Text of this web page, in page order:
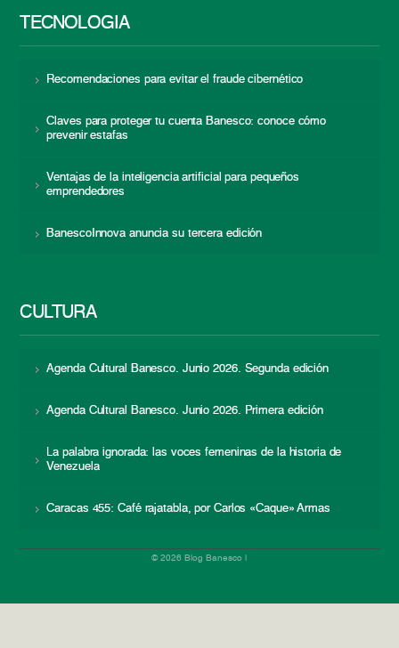
TECNOLOGÍA
Recomendaciones para evitar el fraude cibernético
Claves para proteger tu cuenta Banesco: conoce cómo
prevenir estafas
Ventajas de la inteligencia artificial para pequeños
emprendedores
BanescoInnova anuncia su tercera edición
CULTURA
Agenda Cultural Banesco. Junio 2026. Segunda edición
Agenda Cultural Banesco. Junio 2026. Primera edición
La palabra ignorada: las voces femeninas de la historia de
Venezuela
Caracas 455: Café rajatabla, por Carlos «Caque» Armas
© 2026 Blog Banesco |